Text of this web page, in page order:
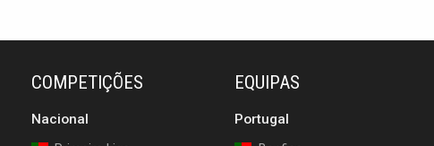
COMPETIÇÕES
Nacional
EQUIPAS
Portugal